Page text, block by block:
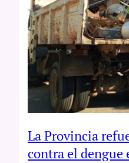
La Provincia
contra el dengue